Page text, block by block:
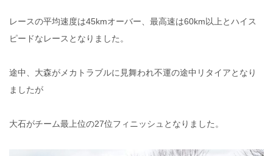
レースの平均速度は45kmオーバー、 最高速は60km以上とハイス
ピードなレースとなりました。
途中、 大森がメカトラブルに見舞われ不運の途中リタイアとなり
ましたが
大石がチーム最上位の27位フィニッシュとなりました。